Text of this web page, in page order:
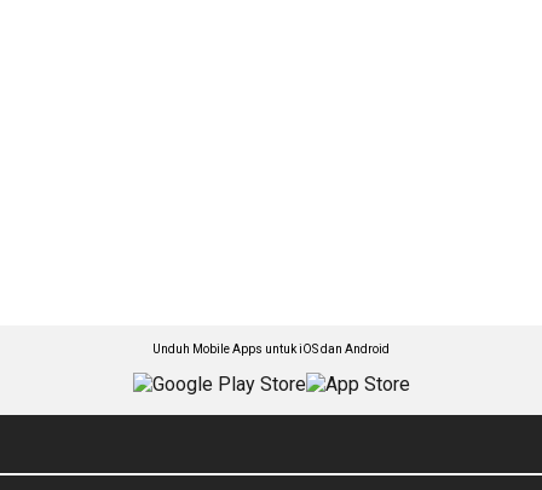
Unduh Mobile Apps untuk iOS dan Android